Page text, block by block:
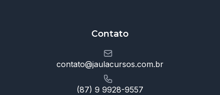
Contato
contato@jaulacursos.com.br
(87) 9 9928-9557